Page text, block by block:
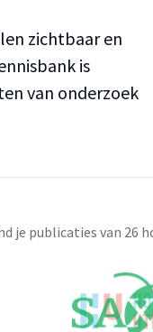
zichtbaar en
is
van onderzoek
je publicaties van 26